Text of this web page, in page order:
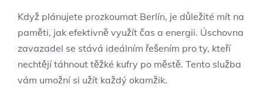
Když plánujete prozkoumat Berlín, je důležité mít na
paměti, jak efektivně využít čas a energii. Úschovna
zavazadel se stává ideálním řešením pro ty, kteří
nechtějí táhnout těžké kufry po městě. Tento služba
vám umožní si užít každý okamžik.